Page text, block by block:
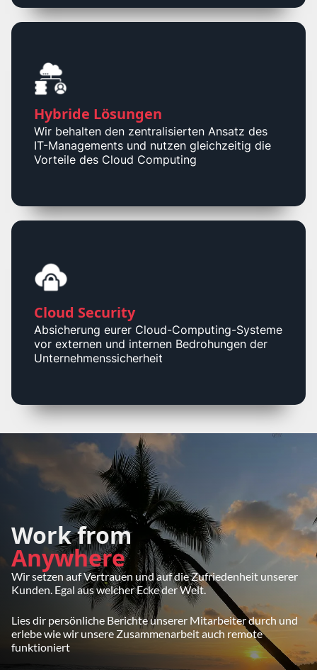
Hybride Lösungen
Wir behalten den zentralisierten Ansatz des
IT-Managements und nutzen gleichzeitig die
Vorteile des Cloud Computing
Cloud Security
Absicherung eurer Cloud-Computing-Systeme
vor externen und internen Bedrohungen der
Unternehmenssicherheit
Work from
Anywhere
Wir setzen auf Vertrauen und auf die Zufriedenheit unserer
Kunden. Egal aus welcher Ecke der Welt.
Lies dir persönliche Berichte unserer Mitarbeiter durch und
erlebe wie wir unsere Zusammenarbeit auch remote
funktioniert